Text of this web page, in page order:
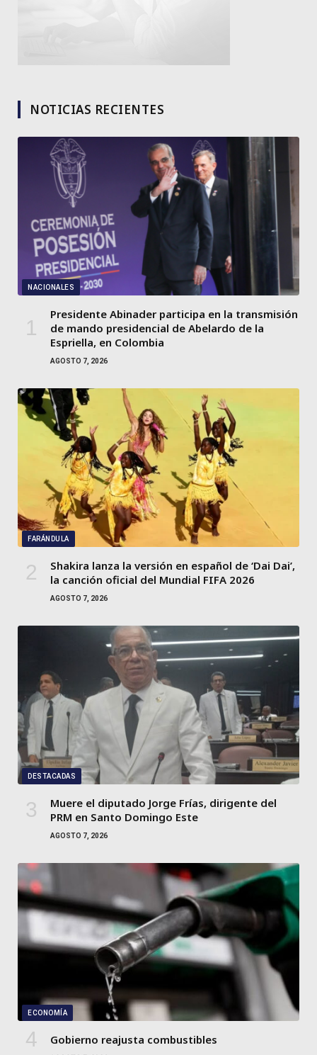
NOTICIAS RECIENTES
NACIONALES
Presidente Abinader participa en la transmisión
de mando presidencial de Abelardo de la
Espriella, en Colombia
AGOSTO 7, 2026
FARÁNDULA
Shakira lanza la versión en español de ‘Dai Dai’,
la canción oficial del Mundial FIFA 2026
AGOSTO 7, 2026
DESTACADAS
Muere el diputado Jorge Frías, dirigente del
PRM en Santo Domingo Este
AGOSTO 7, 2026
ECONOMÍA
Gobierno reajusta combustibles